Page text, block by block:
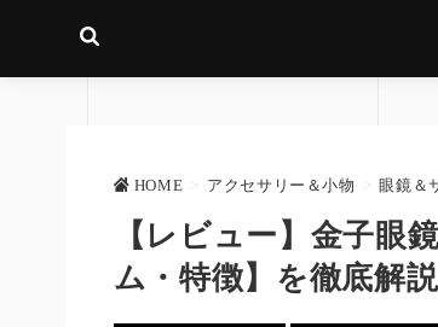
HOME アクセサリー＆小物 眼鏡＆
【レビュー】金子眼
ム・特徴】を徹底解説